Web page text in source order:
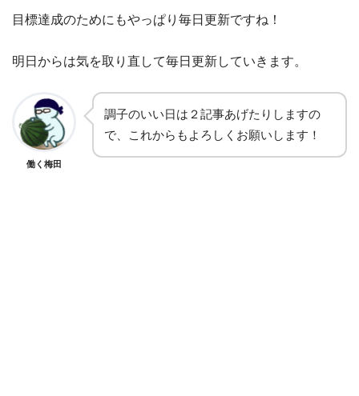
目標達成のためにもやっぱり毎日更新ですね！
明日からは気を取り直して毎日更新していきます。
働く梅田
調子のいい日は２記事あげたりしますの
で、これからもよろしくお願いします！